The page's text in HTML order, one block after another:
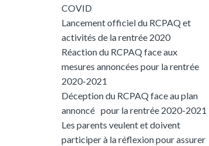
COVID
Lancement officiel du RCPAQ et
activités de la rentrée 2020
Réaction du RCPAQ face aux
mesures annoncées pour la rentrée
2020-2021
Déception du RCPAQ face au plan
annoncé pour la rentrée 2020-2021
Les parents veulent et doivent
participer à la réflexion pour assurer